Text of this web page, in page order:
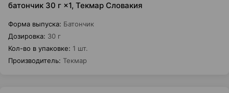
батончик 30 г ×1, Текмар Словакия
Форма выпуска: Батончик
Дозировка: 30 г
Кол-во в упаковке: 1 шт.
Производитель: Текмар